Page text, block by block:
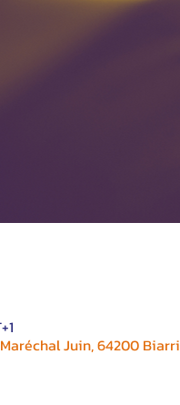
Maréchal Juin, 64200